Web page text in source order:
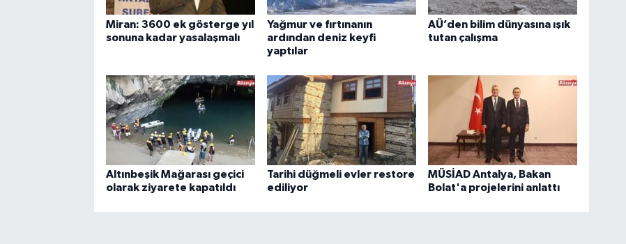
Miran: 3600 ek gösterge yıl
sonuna kadar yasalaşmalı
Yağmur ve fırtınanın
ardından deniz keyfi
yaptılar
AÜ’den bilim dünyasına ışık
tutan çalışma
Altınbeşik Mağarası geçici
olarak ziyarete kapatıldı
Tarihi düğmeli evler restore
ediliyor
MÜSİAD Antalya, Bakan
Bolat'a projelerini anlattı